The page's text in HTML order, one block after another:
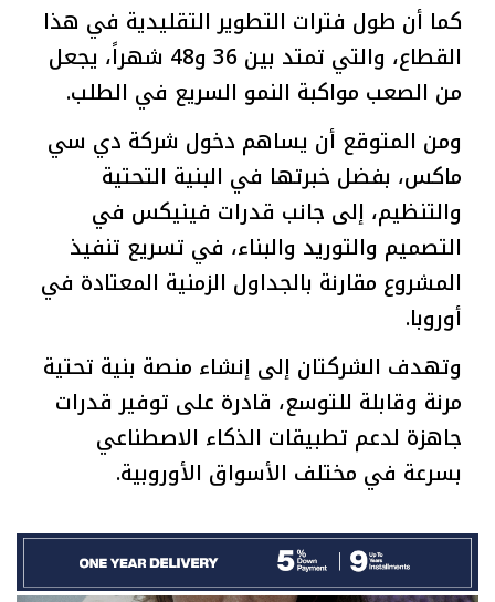
كما أن طول فترات التطوير التقليدية في هذا
القطاع، والتي تمتد بين 36 و48 شهراً، يجعل
من الصعب مواكبة النمو السريع في الطلب.
ومن المتوقع أن يساهم دخول شركة دي سي
ماكس، بفضل خبرتها في البنية التحتية
والتنظيم، إلى جانب قدرات فينيكس في
التصميم والتوريد والبناء، في تسريع تنفيذ
المشروع مقارنة بالجداول الزمنية المعتادة في
أوروبا.
وتهدف الشركتان إلى إنشاء منصة بنية تحتية
مرنة وقابلة للتوسع، قادرة على توفير قدرات
جاهزة لدعم تطبيقات الذكاء الاصطناعي
بسرعة في مختلف الأسواق الأوروبية.